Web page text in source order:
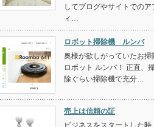
してブログやサイトでのア
ィ…
ロボット掃除機 ルンバ
奥様が欲しがっていたお掃
ロボット ルンバ！ 正直、
除ぐらい掃除機で充分…
売上は信頼の証
ビジネスをスタートした時、